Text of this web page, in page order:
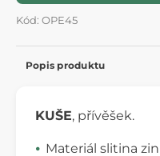
Kód: OPE45
Popis produktu
KUŠE, přívěšek.
Materiál slitina